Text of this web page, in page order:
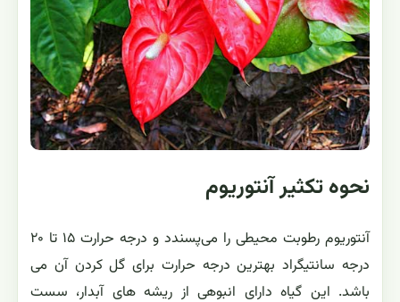
نحوه تکثیر آنتوریوم
آنتوریوم رطوبت محیطی را می‌پسندد و درجه حرارت ۱۵ تا ۲۰
درجه سانتیگراد بهترین درجه حرارت برای گل کردن آن می
باشد. این گیاه دارای انبوهی از ریشه های آبدار، سست